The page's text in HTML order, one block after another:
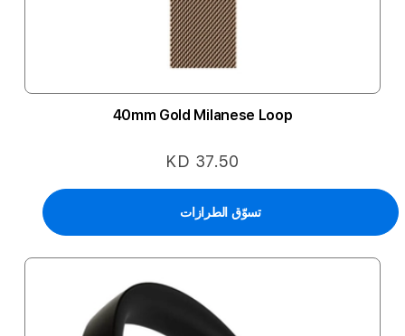
40mm Gold Milanese Loop
KD 37.50
تسوّق الطرازات